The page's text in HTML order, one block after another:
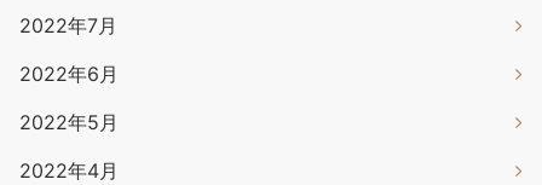
2022年7月
2022年6月
2022年5月
2022年4月